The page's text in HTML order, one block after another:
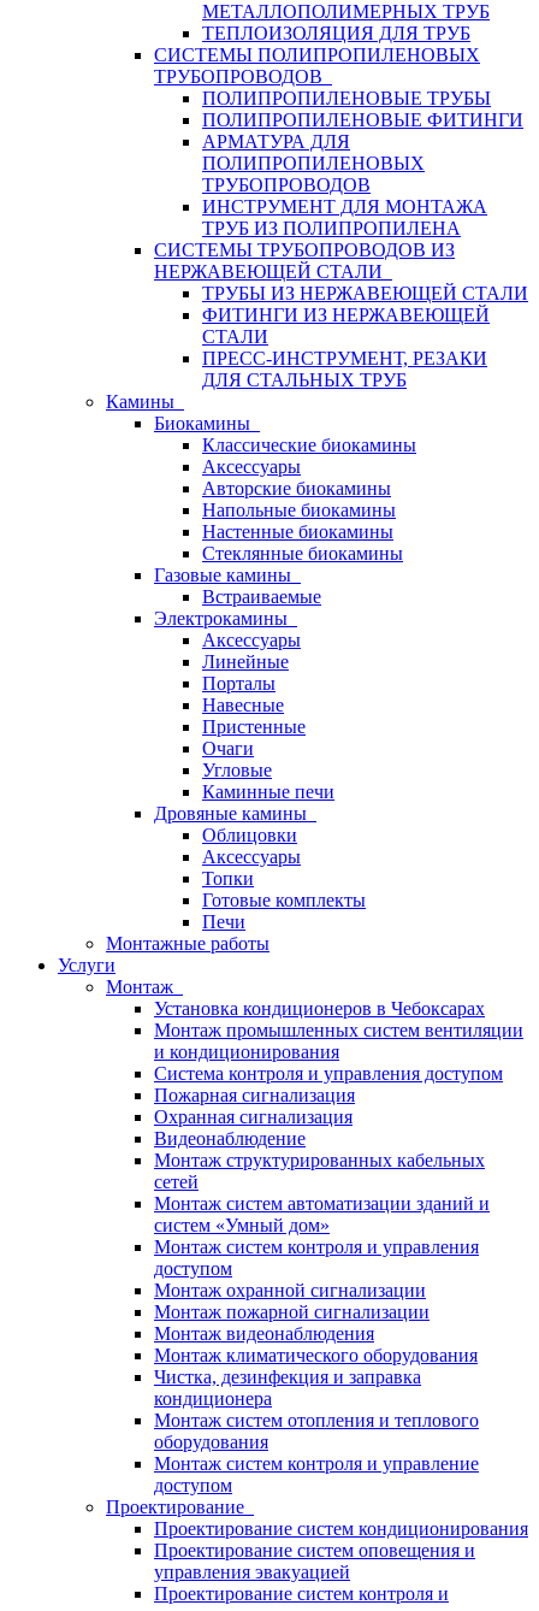
МЕТАЛЛОПОЛИМЕРНЫХ ТРУБ
ТЕПЛОИЗОЛЯЦИЯ ДЛЯ ТРУБ
СИСТЕМЫ ПОЛИПРОПИЛЕНОВЫХ
ТРУБОПРОВОДОВ
ПОЛИПРОПИЛЕНОВЫЕ ТРУБЫ
ПОЛИПРОПИЛЕНОВЫЕ ФИТИНГИ
АРМАТУРА ДЛЯ
ПОЛИПРОПИЛЕНОВЫХ
ТРУБОПРОВОДОВ
ИНСТРУМЕНТ ДЛЯ МОНТАЖА
ТРУБ ИЗ ПОЛИПРОПИЛЕНА
СИСТЕМЫ ТРУБОПРОВОДОВ ИЗ
НЕРЖАВЕЮЩЕЙ СТАЛИ
ТРУБЫ ИЗ НЕРЖАВЕЮЩЕЙ СТАЛИ
ФИТИНГИ ИЗ НЕРЖАВЕЮЩЕЙ
СТАЛИ
ПРЕСС-ИНСТРУМЕНТ, РЕЗАКИ
ДЛЯ СТАЛЬНЫХ ТРУБ
Камины
Биокамины
Классические биокамины
Аксессуары
Авторские биокамины
Напольные биокамины
Настенные биокамины
Стеклянные биокамины
Газовые камины
Встраиваемые
Электрокамины
Аксессуары
Линейные
Порталы
Навесные
Пристенные
Очаги
Угловые
Каминные печи
Дровяные камины
Облицовки
Аксессуары
Топки
Готовые комплекты
Печи
Монтажные работы
Услуги
Монтаж
Установка кондиционеров в Чебоксарах
Монтаж промышленных систем вентиляции
и кондиционирования
Система контроля и управления доступом
Пожарная сигнализация
Охранная сигнализация
Видеонаблюдение
Монтаж структурированных кабельных
сетей
Монтаж систем автоматизации зданий и
систем «Умный дом»
Монтаж систем контроля и управления
доступом
Монтаж охранной сигнализации
Монтаж пожарной сигнализации
Монтаж видеонаблюдения
Монтаж климатического оборудования
Чистка, дезинфекция и заправка
кондиционера
Монтаж систем отопления и теплового
оборудования
Монтаж систем контроля и управление
доступом
Проектирование
Проектирование систем кондиционирования
Проектирование систем оповещения и
управления эвакуацией
Проектирование систем контроля и